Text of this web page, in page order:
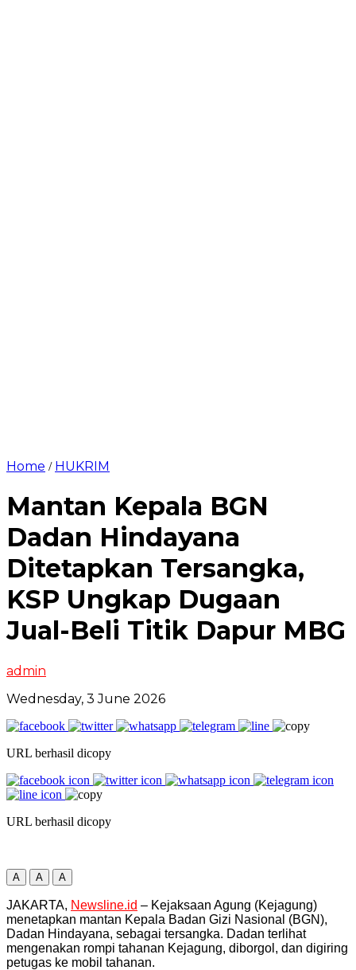
Home / HUKRIM
Mantan Kepala BGN
Dadan Hindayana
Ditetapkan Tersangka,
KSP Ungkap Dugaan
Jual-Beli Titik Dapur MBG
admin
Wednesday, 3 June 2026
URL berhasil dicopy
URL berhasil dicopy
A A A
JAKARTA, Newsline.id – Kejaksaan Agung (Kejagung)
menetapkan mantan Kepala Badan Gizi Nasional (BGN),
Dadan Hindayana, sebagai tersangka. Dadan terlihat
mengenakan rompi tahanan Kejagung, diborgol, dan digiring
petugas ke mobil tahanan.